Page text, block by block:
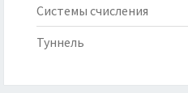
Системы счисления
Туннель